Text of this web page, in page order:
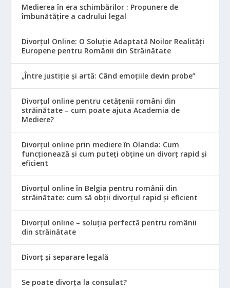
Medierea în era schimbărilor : Propunere de
îmbunătățire a cadrului legal
Divorțul Online: O Soluție Adaptată Noilor Realități
Europene pentru Românii din Străinătate
„Între justiție și artă: Când emoțiile devin probe”
Divorțul online pentru cetățenii români din
străinătate – cum poate ajuta Academia de
Mediere?
Divorțul online prin mediere în Olanda: Cum
funcționează și cum puteți obține un divorț rapid și
eficient
Divorțul online în Belgia pentru românii din
străinătate: cum să obții divorțul rapid și eficient
Divorțul online – soluția perfectă pentru românii
din străinătate
Divorț și separare legală
Se poate divorța la consulat?